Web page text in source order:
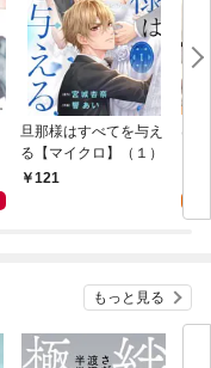
旦那様はすべてを与え
る【マイクロ】（１）
121
は
もっと見る